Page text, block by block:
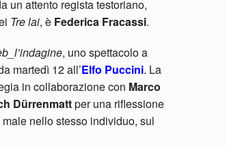
un attento regista testoriano,
Tre lai, è Federica Fracassi.
, uno spettacolo a
martedì 12 all’Elfo Puccini. La
in collaborazione con Marco
Dürrenmattper una riflessione
nello stesso individuo, sul